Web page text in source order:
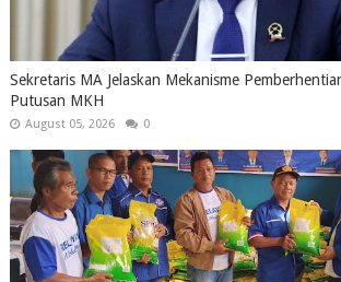
Sekretaris MA Jelaskan Mekanisme
Putusan MKH
August 05, 2026 0